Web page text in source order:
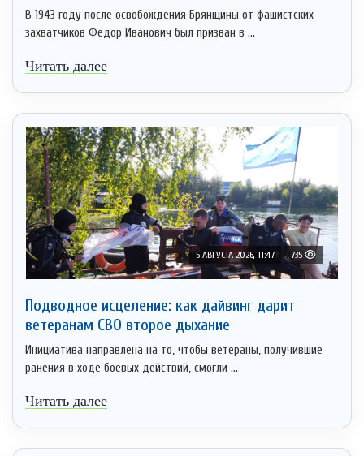
В 1943 году после освобождения Брянщины от фашистских
захватчиков Федор Иванович был призван в ...
Читать далее
5 АВГУСТА 2026, 11:47 735
Подводное исцеление: как дайвинг дарит
ветеранам СВО второе дыхание
Инициатива направлена на то, чтобы ветераны, получившие
ранения в ходе боевых действий, смогли ...
Читать далее